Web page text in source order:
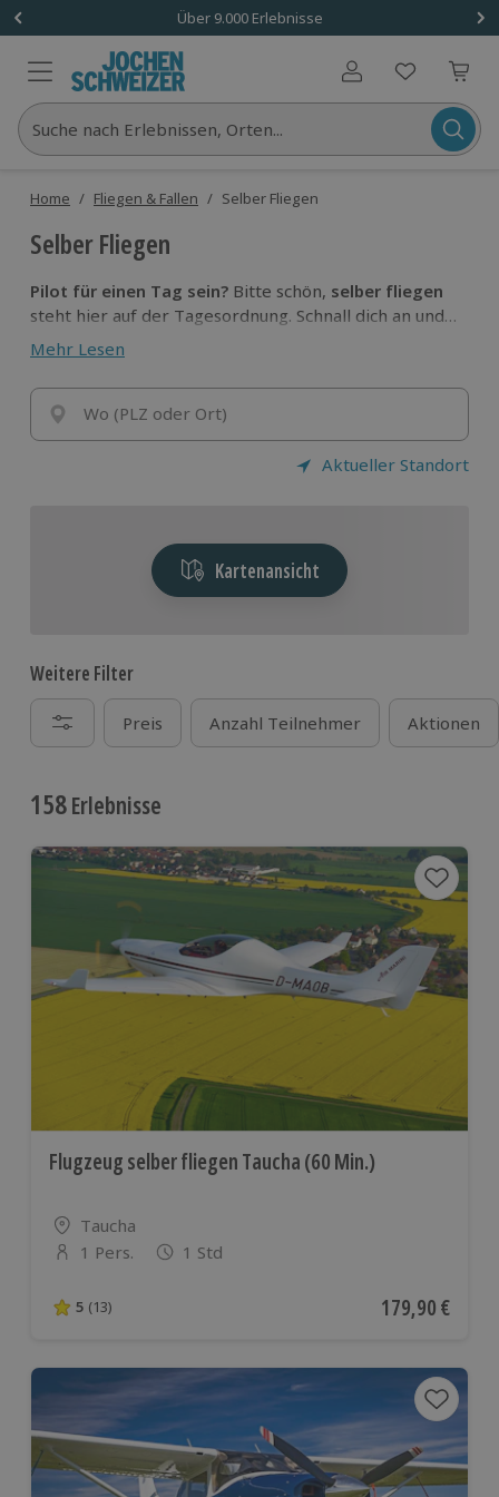
Über 9.000 Erlebnisse
Benutzerkonto
Suche nach Erlebnissen, Orten...
Home / Fliegen & Fallen / Selber Fliegen
Selber Fliegen
Pilot für einen Tag sein? Bitte schön, selber fliegen
steht hier auf der Tagesordnung. Schnall dich an und
entdecke, was im Luftverkehr so los ist. Geltende
Vorfahrtsregeln? Du wirst es erleben!
Mehr Lesen
Wo (PLZ oder Ort)
Aktueller Standort
Kartenansicht
Weitere Filter
Preis Anzahl Teilnehmer Aktionen
158Erlebnisse
Flugzeug selber fliegen Taucha (60 Min.)
Standort
Taucha
Anzahl der Teilnehmer
1 Pers. 1 Std
5 von 5 Sternen basierend auf 13 Bewertungen
5 (13) Aktueller Preis
179,90 €